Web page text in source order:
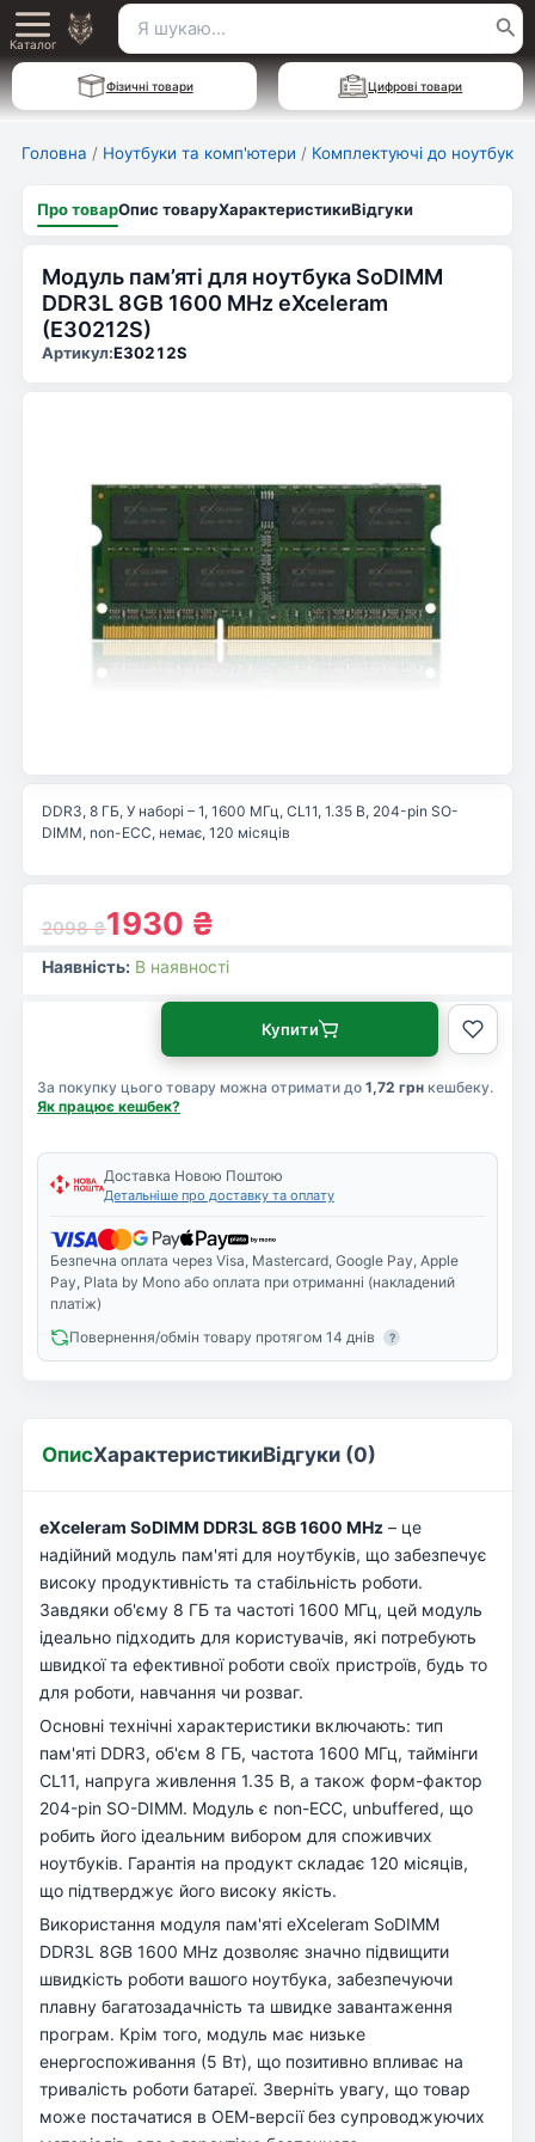
Перейти
до
вмісту
Main
Menu
Каталог
Пошук
для:
Фізичні товари Цифрові товари
Головна / Ноутбуки та комп'ютери / Комплектуючі до ноутбуків
Про товарОпис товаруХарактеристикиВідгуки
Модуль пам’яті для ноутбука SoDIMM
DDR3L 8GB 1600 MHz eXceleram
(E30212S)
Артикул:E30212S
2098₴1930 ₴
DDR3, 8 ГБ, У наборі – 1, 1600 МГц, CL11, 1.35 В, 204-pin SO-
DIMM, non-ECC, немає, 120 місяців
Наявність: В наявності
За покупку цього товару можна отримати до 1,72 грн кешбеку.
Як працює кешбек?
Купити
Доставка Новою Поштою
Детальніше про доставку та оплату
Безпечна оплата через Visa, Mastercard, Google Pay, Apple
Pay, Plata by Mono або оплата при отриманні (накладений
платіж)
Повернення/обмін товару протягом 14 днів
?
ОписХарактеристикиВідгуки (0)
eXceleram SoDIMM DDR3L 8GB 1600 MHz – це
надійний модуль пам'яті для ноутбуків, що забезпечує
високу продуктивність та стабільність роботи.
Завдяки об'єму 8 ГБ та частоті 1600 МГц, цей модуль
ідеально підходить для користувачів, які потребують
швидкої та ефективної роботи своїх пристроїв, будь то
для роботи, навчання чи розваг.
Основні технічні характеристики включають: тип
пам'яті DDR3, об'єм 8 ГБ, частота 1600 МГц, таймінги
CL11, напруга живлення 1.35 В, а також форм-фактор
204-pin SO-DIMM. Модуль є non-ECC, unbuffered, що
робить його ідеальним вибором для споживчих
ноутбуків. Гарантія на продукт складає 120 місяців,
що підтверджує його високу якість.
Використання модуля пам'яті eXceleram SoDIMM
DDR3L 8GB 1600 MHz дозволяє значно підвищити
швидкість роботи вашого ноутбука, забезпечуючи
плавну багатозадачність та швидке завантаження
програм. Крім того, модуль має низьке
енергоспоживання (5 Вт), що позитивно впливає на
тривалість роботи батареї. Зверніть увагу, що товар
може постачатися в ОЕМ-версії без супроводжуючих